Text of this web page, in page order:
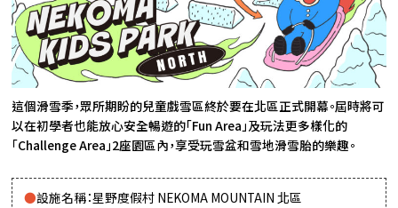
這個滑雪季，眾所期盼的兒童戲雪區終於要在北區正式開幕。屆時將可
以在初學者也能放心安全暢遊的「Fun Area」及玩法更多樣化的
「Challenge Area」2座園區內，享受玩雪盆和雪地滑雪胎的樂趣。
設施名稱：星野度假村 NEKOMA MOUNTAIN 北區